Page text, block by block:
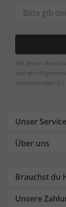
Mit deiner
und den
einverstanden. [+]
Unser Service
Über uns
Brauchst du
Unsere